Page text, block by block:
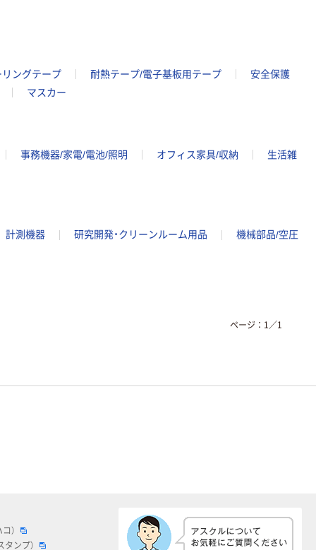
ングテープ 耐熱テープ/電子基板用テープ
安全保護
マスカー
事務機器/家電/電池/照明 オフィス家具/収納
生活雑
計測機器 研究開発・クリーンルーム用品
機械部品/空圧
ページ： 1／1
）
タンプ）